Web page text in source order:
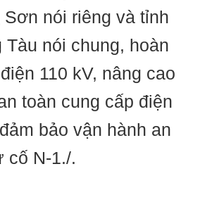
nói riêng và tỉnh
Tàu nói chung, hoàn
110 kV, nâng cao
toàn cung cấp điện
bảo vận hành an
cố N-1./.